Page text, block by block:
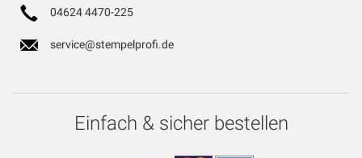
04624 4470-225
service@stempelprofi.de
Einfach & sicher bestellen